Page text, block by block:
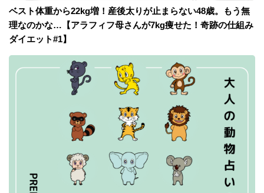
ベスト体重から22kg増！産後太りが止まらない48歳。もう無
理なのかな…【アラフィフ母さんが7kg痩せた！奇跡の仕組み
ダイエット#1】